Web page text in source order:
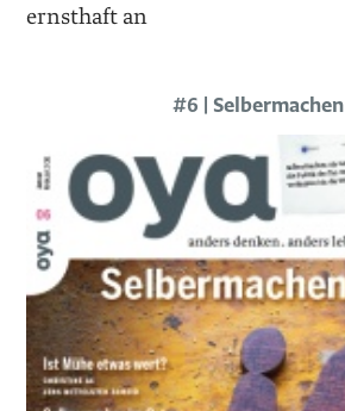
ernsthaft an
#6 | Selbermachen